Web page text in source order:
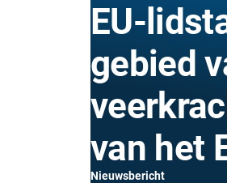
EU-
gebied
van het
Nieuwsbericht